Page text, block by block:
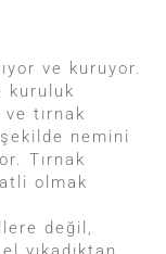
ve kuruyor.
kuruluk
tırnak
nemini
Tırnak
olmak
değil,